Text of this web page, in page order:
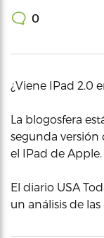
0
¿Viene IPad 2.0
La blogosfera
segunda versión
el IPad de Apple.
El diario USA
un análisis de